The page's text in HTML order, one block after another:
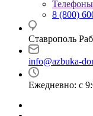
Телефоны
8 (800)
Ставрополь
info@azbuka-
Ежедневно: с